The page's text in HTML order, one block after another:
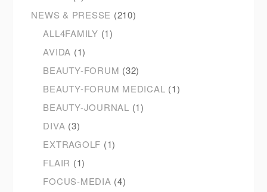
NEWS & PRESSE (210)
ALL4FAMILY (1)
AVIDA (1)
BEAUTY-FORUM (32)
BEAUTY-FORUM MEDICAL (1)
BEAUTY-JOURNAL (1)
DIVA (3)
EXTRAGOLF (1)
FLAIR (1)
FOCUS-MEDIA (4)